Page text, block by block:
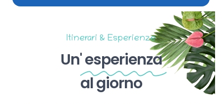
Itinerari & Esperienze
Un'esperienza
al giorno